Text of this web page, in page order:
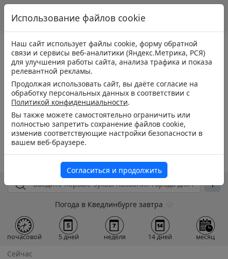
Погода в Кведлинбурге завтра
почасовой 5 дней неделя 14 дней месяц
Сейчас
Использование файлов cookie
Наш сайт использует файлы cookie, форму обратной
связи и сервисы веб-аналитики (Яндекс.Метрика, РСЯ)
для улучшения работы сайта, анализа трафика и показа
релевантной рекламы.
Продолжая использовать сайт, вы даёте согласие на
обработку персональных данных в соответствии с
Политикой конфиденциальности.
Вы также можете самостоятельно ограничить или
полностью запретить сохранение файлов cookie,
изменив соответствующие настройки безопасности в
вашем веб-браузере.
Согласиться и продолжить